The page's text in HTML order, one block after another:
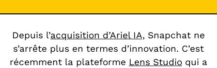
Depuis l’acquisition d’Ariel IA, Snapchat ne
s’arrête plus en termes d’innovation. C’est
récemment la plateforme Lens Studio qui a